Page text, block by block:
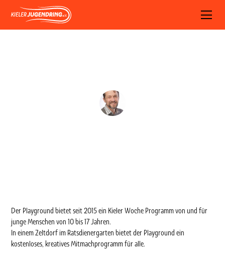
Der Playground bietet seit 2015 ein Kieler Woche Programm von und für
junge Menschen von 10 bis 17 Jahren.
In einem Zeltdorf im Ratsdienergarten bietet der Playground ein
kostenloses, kreatives Mitmachprogramm für alle.